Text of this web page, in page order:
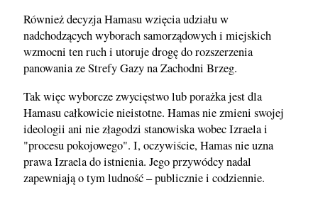
Również decyzja Hamasu wzięcia udziału w
nadchodzących wyborach samorządowych i miejskich
wzmocni ten ruch i utoruje drogę do rozszerzenia
panowania ze Strefy Gazy na Zachodni Brzeg.
Tak więc wyborcze zwycięstwo lub porażka jest dla
Hamasu całkowicie nieistotne. Hamas nie zmieni swojej
ideologii ani nie złagodzi stanowiska wobec Izraela i
"procesu pokojowego". I, oczywiście, Hamas nie uzna
prawa Izraela do istnienia. Jego przywódcy nadal
zapewniają o tym ludność – publicznie i codziennie.